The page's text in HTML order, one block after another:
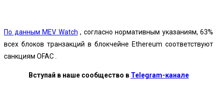
По данным MEV Watch , согласно нормативным указаниям, 63%
всех блоков транзакций в блокчейне Ethereum соответствуют
санкциям OFAC .
Вступай в наше сообщество в Telegram-канале